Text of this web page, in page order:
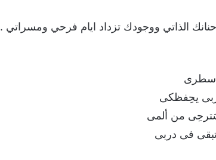
الذاتي ووجودك تزداد ايام فرحي ومسراتي .
سطرى
يحِفظكى
من ألمى
فى دربى